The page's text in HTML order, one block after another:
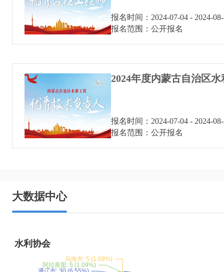
报名时间：2024-07-04 - 2024-
报名范围：公开报名
报名时间：2024-07-04 - 2024-
报名范围：公开报名
大数据中心